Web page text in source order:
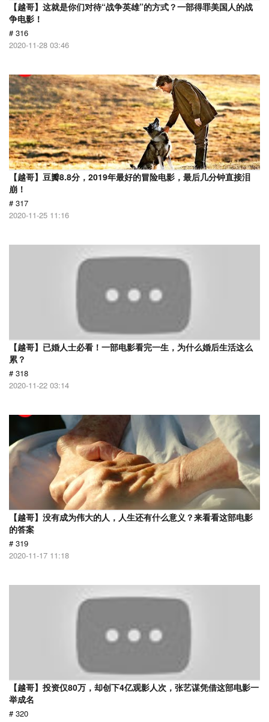
【越哥】这就是你们对待“战争英雄”的方式？一部得罪美国人的战
争电影！
# 316
2020-11-28 03:46
【越哥】豆瓣8.8分，2019年最好的冒险电影，最后几分钟直接泪
崩！
# 317
2020-11-25 11:16
【越哥】已婚人士必看！一部电影看完一生，为什么婚后生活这么
累？
# 318
2020-11-22 03:14
【越哥】没有成为伟大的人，人生还有什么意义？来看看这部电影
的答案
# 319
2020-11-17 11:18
【越哥】投资仅80万，却创下4亿观影人次，张艺谋凭借这部电影一
举成名
# 320